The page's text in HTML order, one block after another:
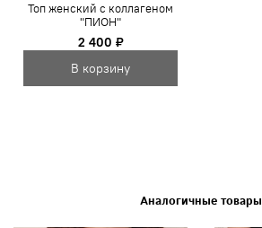
Топ женский с коллагеном
"ПИОН"
2 400 ₽
В корзину
Аналогичные товары